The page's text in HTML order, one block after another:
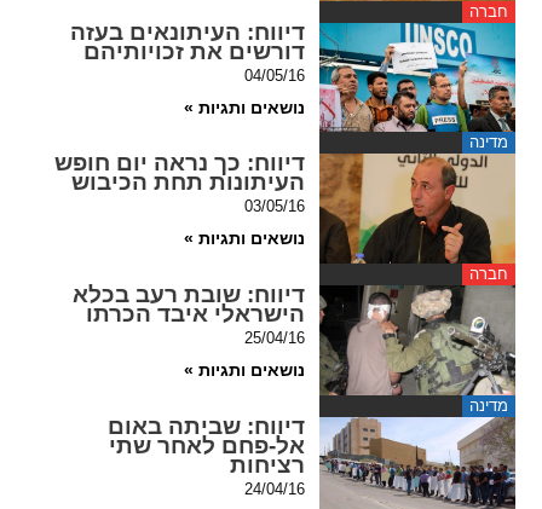
format_underlined
קו תחתי לקישורים
font_download
cached
איפוס
כל
השארת
משוב
חברה
מדינה
דיווח : העיתונאים בעזה
דורשים את זכויותיהם
04/05/16
נושאים ותגיות »
חברה
דיווח : כך נראה יום חופש
העיתונות תחת הכיבוש
03/05/16
נושאים ותגיות »
מדינה
דיווח : שובת רעב בכלא
הישראלי איבד הכרתו
25/04/16
נושאים ותגיות »
דיווח : שביתה באום
אל-פחם לאחר שתי
רציחות
24/04/16